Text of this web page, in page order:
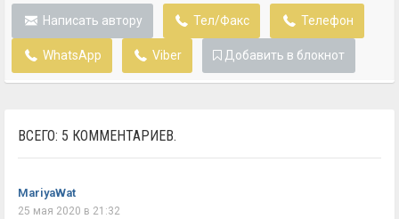
Написать автору Тел/Факс Телефон
WhatsApp Viber Добавить в блокнот
ВСЕГО: 5 КОММЕНТАРИЕВ.
MariyaWat
25 мая 2020 в 21:32